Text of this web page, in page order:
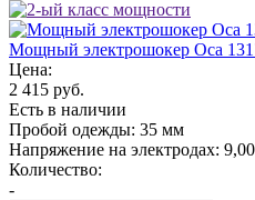
Мощный электрошокер Oса
Цена:
2 415 руб.
Есть в наличии
Пробой одежды: 35 мм
Напряжение на электродах:
Количество:
-